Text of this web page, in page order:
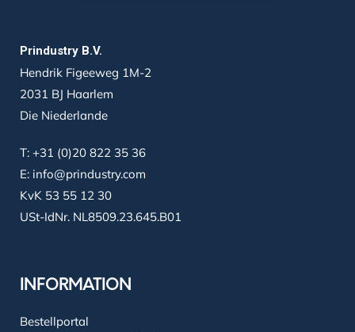
Prindustry B.V.
Hendrik Figeeweg 1M-2
2031 BJ Haarlem
Die Niederlande
T: +31 (0)20 822 35 36
E: info@prindustry.com
KvK 53 55 12 30
USt-IdNr. NL8509.23.645.B01
INFORMATION
Bestellportal